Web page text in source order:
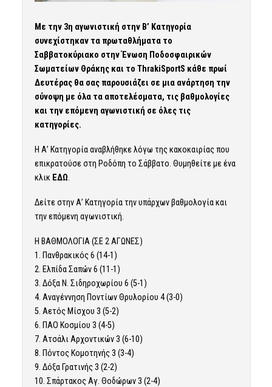
Με την 3η αγωνιστική στην Β’ Κατηγορία
συνεχίστηκαν τα πρωταθλήματα το
Σαββατοκύριακο στην Ένωση Ποδοσφαιρικών
Σωματείων Θράκης και το ThrakiSportS κάθε πρωί
Δευτέρας θα σας παρουσιάζει σε μια ανάρτηση την
σύνοψη με όλα τα αποτελέσματα, τις βαθμολογίες
και την επόμενη αγωνιστική σε όλες τις
κατηγορίες.
Η Α’ Κατηγορία αναβλήθηκε λόγω της κακοκαιρίας που
επικρατούσε στη Ροδόπη το Σάββατο. Θυμηθείτε με ένα
κλικ ΕΔΩ.
Δείτε στην Α’ Κατηγορία την υπάρχων βαθμολογία και
την επόμενη αγωνιστική.
Η ΒΑΘΜΟΛΟΓΙΑ (ΣΕ 2 ΑΓΩΝΕΣ)
1. Πανθρακικός 6 (14-1)
2. Ελπίδα Σαπών 6 (11-1)
3. Δόξα Ν. Σιδηροχωρίου 6 (5-1)
4. Αναγέννηση Ποντίων Θρυλορίου 4 (3-0)
5. Αετός Μίσχου 3 (5-2)
6. ΠΑΟ Κοσμίου 3 (4-5)
7. Ατσάλι Αρχοντικών 3 (6-10)
8. Πόντος Κομοτηνής 3 (3-4)
9. Δόξα Γρατινής 3 (2-2)
10. Σπάρτακος Αγ. Θοδώρων 3 (2-4)